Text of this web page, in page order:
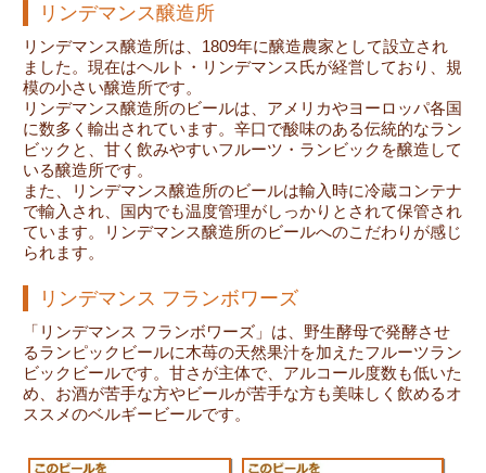
リンデマンス醸造所
リンデマンス醸造所は、1809年に醸造農家として設立され
ました。現在はヘルト・リンデマンス氏が経営しており、規
模の小さい醸造所です。
リンデマンス醸造所のビールは、アメリカやヨーロッパ各国
に数多く輸出されています。辛口で酸味のある伝統的なラン
ビックと、甘く飲みやすいフルーツ・ランビックを醸造して
いる醸造所です。
また、リンデマンス醸造所のビールは輸入時に冷蔵コンテナ
で輸入され、国内でも温度管理がしっかりとされて保管され
ています。リンデマンス醸造所のビールへのこだわりが感じ
られます。
リンデマンス フランボワーズ
「リンデマンス フランボワーズ」は、野生酵母で発酵させ
るランピックビールに木苺の天然果汁を加えたフルーツラン
ビックビールです。甘さが主体で、アルコール度数も低いた
め、お酒が苦手な方やビールが苦手な方も美味しく飲めるオ
ススメのベルギービールです。